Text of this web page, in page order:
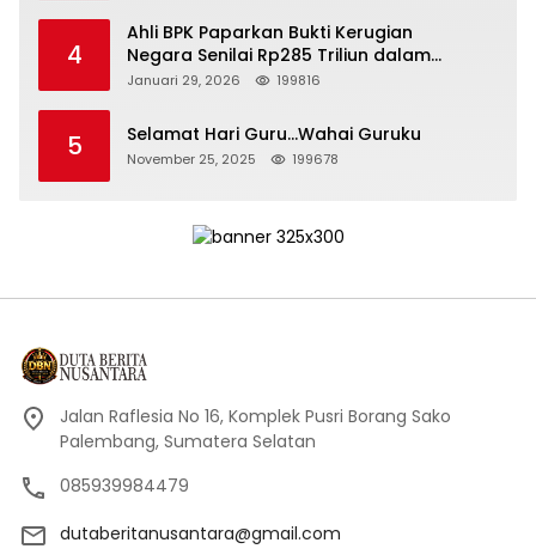
4
Ahli BPK Paparkan Bukti Kerugian
Negara Senilai Rp285 Triliun dalam
Persidangan Korupsi PT Pertamina
Januari 29, 2026 199816
5 Selamat Hari Guru…Wahai Guruku
November 25, 2025 199678
Jalan Raflesia No 16, Komplek Pusri Borang Sako
Palembang, Sumatera Selatan
085939984479
dutaberitanusantara@gmail.com